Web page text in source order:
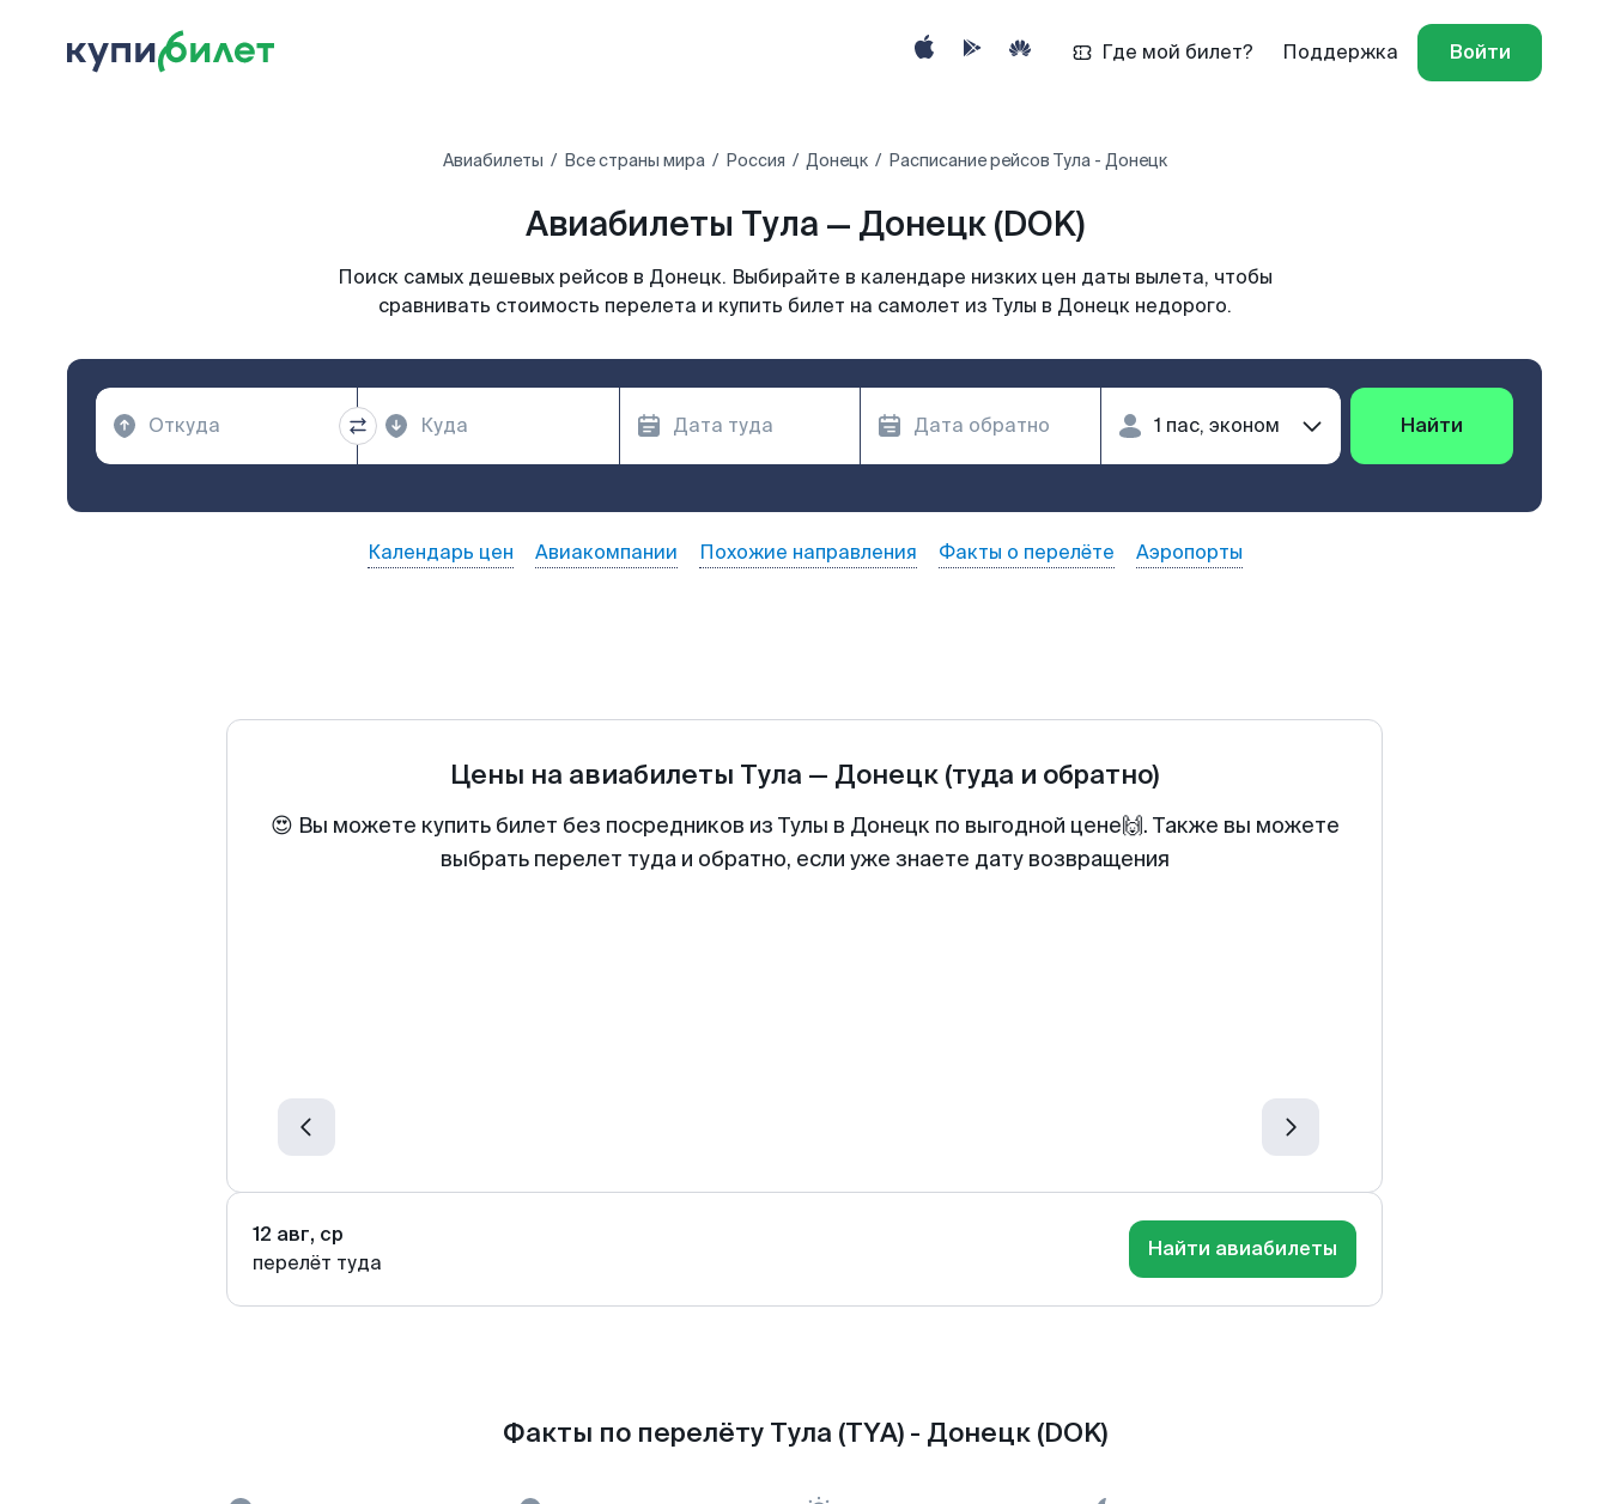
Где мой билет? Поддержка Войти
Авиабилеты Все страны мира Россия Донецк Расписание рейсов Тула - Донецк
Авиабилеты Тула — Донецк (DOK)
Поиск самых дешевых рейсов в Донецк. Выбирайте в календаре низких цен даты вылета, чтобы
сравнивать стоимость перелета и купить билет на самолет из Тулы в Донецк недорого.
Найти
Календарь цен Авиакомпании Похожие направления Факты о перелёте Аэропорты
Цены на авиабилеты Тула — Донецк (туда и обратно)
😍 Вы можете купить билет без посредников из Тулы в Донецк по выгодной цене🙌. Также вы можете
выбрать перелет туда и обратно, если уже знаете дату возвращения
12 авг, ср
перелёт туда
Найти авиабилеты
Факты по перелёту Тула (TYA) - Донецк (DOK)